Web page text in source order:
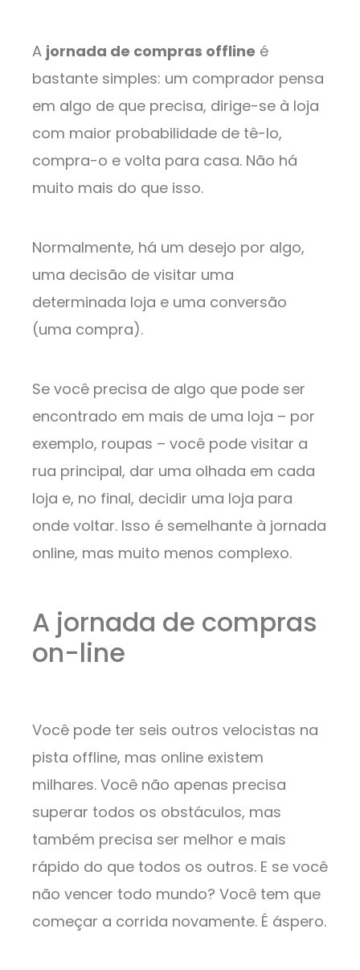
A jornada de compras offline é
bastante simples: um comprador pensa
em algo de que precisa, dirige-se à loja
com maior probabilidade de tê-lo,
compra-o e volta para casa. Não há
muito mais do que isso.
Normalmente, há um desejo por algo,
uma decisão de visitar uma
determinada loja e uma conversão
(uma compra).
Se você precisa de algo que pode ser
encontrado em mais de uma loja – por
exemplo, roupas – você pode visitar a
rua principal, dar uma olhada em cada
loja e, no final, decidir uma loja para
onde voltar. Isso é semelhante à jornada
online, mas muito menos complexo.
A jornada de compras
on-line
Você pode ter seis outros velocistas na
pista offline, mas online existem
milhares. Você não apenas precisa
superar todos os obstáculos, mas
também precisa ser melhor e mais
rápido do que todos os outros. E se você
não vencer todo mundo? Você tem que
começar a corrida novamente. É áspero.